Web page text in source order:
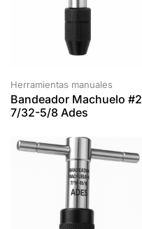
Herramientas manuales
Bandeador Machuelo #2
7/32-5/8 Ades